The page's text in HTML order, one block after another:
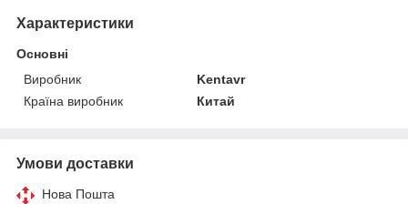
Характеристики
Основні
Виробник
Kentavr
Країна виробник
Китай
Умови доставки
Нова Пошта